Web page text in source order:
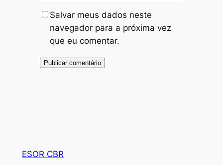
Salvar meus dados neste
navegador para a próxima vez
que eu comentar.
ESOR CBR